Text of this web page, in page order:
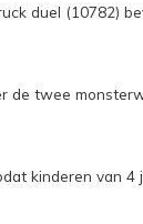
duel (10782)
twee
kinderen van